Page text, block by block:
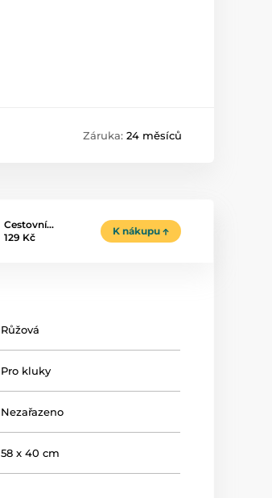
Záruka: 24 měsíců
Cestovní…
129 Kč
K nákupu
Růžová
Pro kluky
Nezařazeno
58 x 40 cm